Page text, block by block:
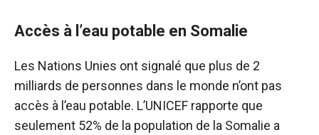
Accès à l’eau potable en Somalie
Les Nations Unies ont signalé que plus de 2
milliards de personnes dans le monde n’ont pas
accès à l’eau potable. L’UNICEF rapporte que
seulement 52% de la population de la Somalie a